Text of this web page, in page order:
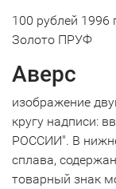
100 рублей 1996
Золото ПРУФ
Аверс
изображение
кругу надписи:
РОССИИ". В
сплава,
товарный знак